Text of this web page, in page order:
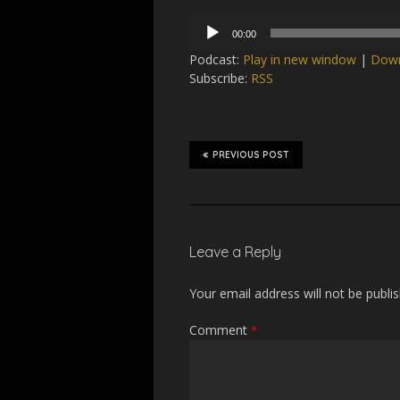
Audio
Player
00:00
Podcast: Play in new window |
Subscribe: RSS
PREVIOUS POST
Leave a Reply
Your email address will not be
Comment *